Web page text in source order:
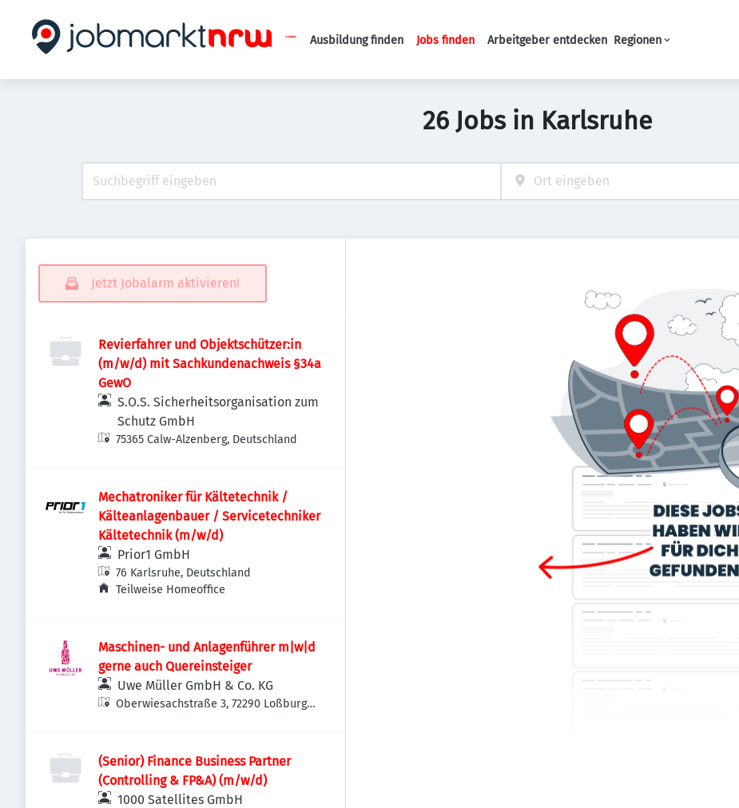
Haupt-Navigation
Ausbildung finden Jobs finden Arbeitgeber entdecken Regionen
26 Jobs in Karlsruhe
Jetzt Jobalarm aktivieren!
Revierfahrer und Objektschützer:in
(m/w/d) mit Sachkundenachweis §34a
GewO
S.O.S. Sicherheitsorganisation zum
Schutz GmbH
75365 Calw-Alzenberg, Deutschland
Mechatroniker für Kältetechnik /
Kälteanlagenbauer / Servicetechniker
Kältetechnik (m/w/d)
Prior1 GmbH
76 Karlsruhe, Deutschland
Teilweise Homeoffice
Maschinen- und Anlagenführer m|w|d
gerne auch Quereinsteiger
Uwe Müller GmbH & Co. KG
Oberwiesachstraße 3, 72290 Loßburg-
(Senior) Finance Business Partner
(Controlling & FP&A) (m/w/d)
1000 Satellites GmbH